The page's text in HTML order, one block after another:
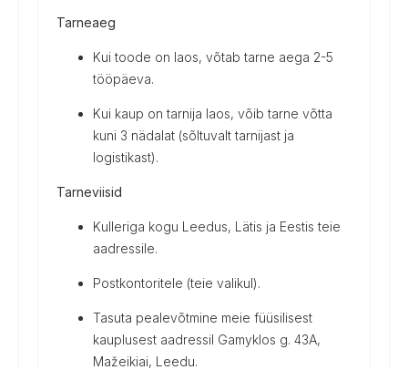
Tarneaeg
Kui toode on laos, võtab tarne aega 2-5
tööpäeva.
Kui kaup on tarnija laos, võib tarne võtta
kuni 3 nädalat (sõltuvalt tarnijast ja
logistikast).
Tarneviisid
Kulleriga kogu Leedus, Lätis ja Eestis teie
aadressile.
Postkontoritele (teie valikul).
Tasuta pealevõtmine meie füüsilisest
kauplusest aadressil Gamyklos g. 43A,
Mažeikiai, Leedu.